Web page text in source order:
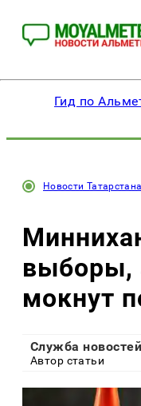
Гид по
Новости Татарстана
выборы,
мокнут
Служба новостей
Автор статьи